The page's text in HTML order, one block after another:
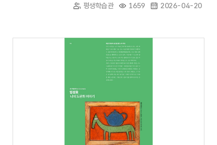
평생학습관 1659 2026-04-20